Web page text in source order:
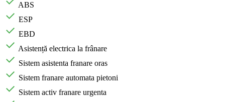
ABS
ESP
EBD
Asistență electrica la frânare
Sistem asistenta franare oras
Sistem franare automata pietoni
Sistem activ franare urgenta